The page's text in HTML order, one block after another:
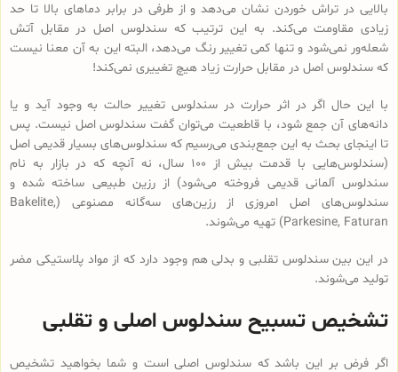
بالایی در تراش خوردن نشان می‌دهد و از طرفی در برابر دماهای بالا تا حد
زیادی مقاومت می‌کند. به این ترتیب که سندلوس اصل در مقابل آتش
شعله‌ور نمی‌شود و تنها کمی تغییر رنگ می‌دهد، البته این به آن معنا نیست
که سندلوس اصل در مقابل حرارت زیاد هیچ تغییری نمی‌کند!
با این حال اگر در اثر حرارت در سندلوس تغییر حالت به وجود آید و یا
دانه‌های آن جمع شود، با قاطعیت می‌توان گفت سندلوس اصل نیست. پس
تا اینجای بحث به این جمع‌بندی می‌رسیم که سندلوس‌های بسیار قدیمی اصل
(سندلوس‌هایی با قدمت بیش از 100 سال، نه آنچه که در بازار به نام
سندلوس آلمانی قدیمی فروخته می‌شود) از رزین طبیعی ساخته شده و
سندلوس‌‌های اصل امروزی از رزین‌های سه‌گانه مصنوعی (Bakelite,
Parkesine, Faturan) تهیه می‌شوند.
در این بین سندلوس تقلبی و بدلی هم وجود دارد که از مواد پلاستیکی مضر
تولید می‌شوند.
تشخیص تسبیح سندلوس اصلی و تقلبی
اگر فرض بر این باشد که سندلوس اصلی است و شما بخواهید تشخیص